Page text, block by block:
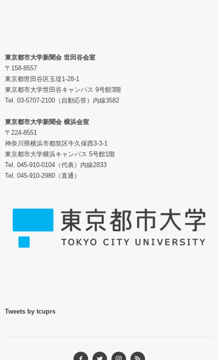
東京都市大学新聞会 世田谷会室
〒158-8557
東京都世田谷区玉堤1-28-1
東京都市大学世田谷キャンパス 9号館3階
Tel. 03-5707-2100（自動応答）内線3582
東京都市大学新聞会 横浜会室
〒224-8551
神奈川県横浜市都筑区牛久保西3-3-1
東京都市大学横浜キャンパス 5号館1階
Tel. 045-910-0104（代表）内線2833
Tel. 045-910-2980（直通）
Tweets by tcuprs